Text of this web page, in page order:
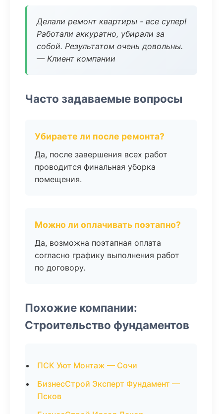
Делали ремонт квартиры - все супер!
Работали аккуратно, убирали за
собой. Результатом очень довольны.
— Клиент компании
Часто задаваемые вопросы
Убираете ли после ремонта?
Да, после завершения всех работ
проводится финальная уборка
помещения.
Можно ли оплачивать поэтапно?
Да, возможна поэтапная оплата
согласно графику выполнения работ
по договору.
Похожие компании:
Строительство фундаментов
ПСК Уют Монтаж — Сочи
БизнесСтрой Эксперт Фундамент —
Псков